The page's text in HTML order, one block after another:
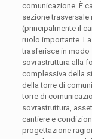
comunicazione. È
sezione trasversale
(principalmente il
ruolo importante.
trasferisce in modo
sovrastruttura alla
complessiva della
della torre di
torre di
sovrastruttura,
cantiere e
progettazione